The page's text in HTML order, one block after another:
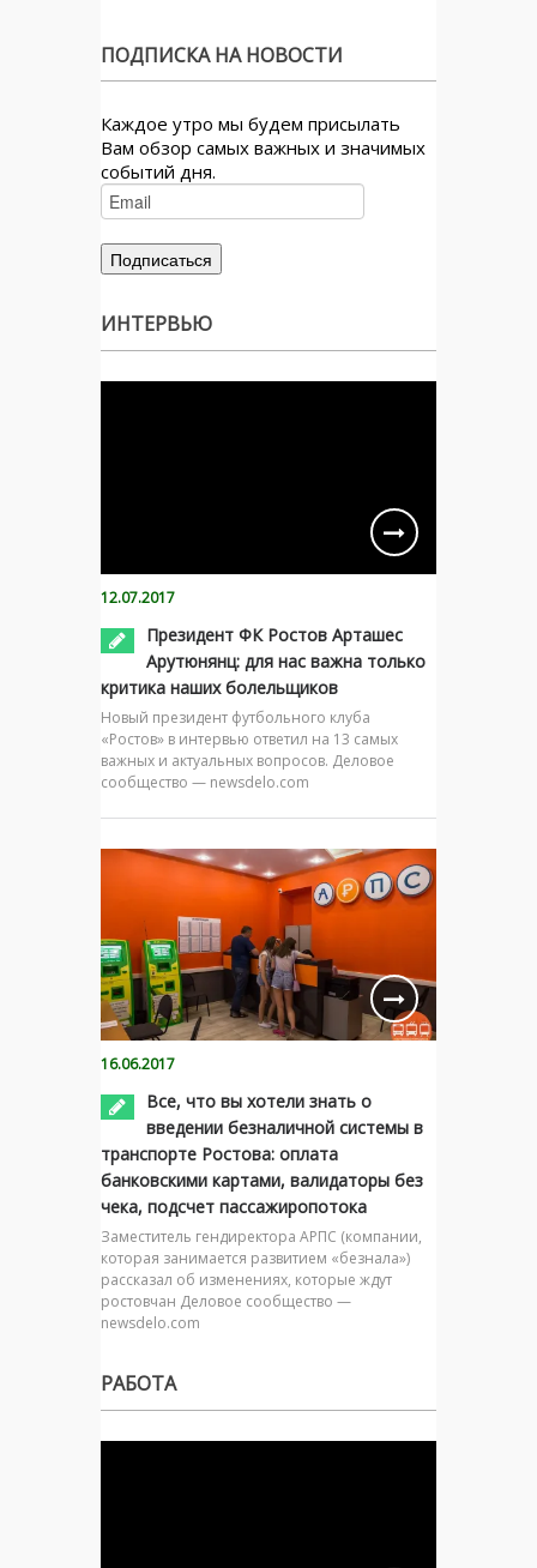
ПОДПИСКА НА НОВОСТИ
Каждое утро мы будем присылать
Вам обзор самых важных и значимых
событий дня.
ИНТЕРВЬЮ
12.07.2017
Президент ФК Ростов Арташес
Арутюнянц: для нас важна только
критика наших болельщиков
Новый президент футбольного клуба
«Ростов» в интервью ответил на 13 самых
важных и актуальных вопросов. Деловое
сообщество — newsdelo.com
16.06.2017
Все, что вы хотели знать о
введении безналичной системы в
транспорте Ростова: оплата
банковскими картами, валидаторы без
чека, подсчет пассажиропотока
Заместитель гендиректора АРПС (компании,
которая занимается развитием «безнала»)
рассказал об изменениях, которые ждут
ростовчан Деловое сообщество —
newsdelo.com
РАБОТА